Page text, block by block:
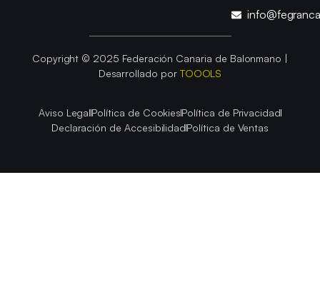
Copyright © 2025 Federación Canaria de Balonmano |
Desarrollado por TOOOLS
Aviso LegalPolítica de CookiesPolítica de Privacidad
Declaración de AccesibilidadPolítica de Ventas